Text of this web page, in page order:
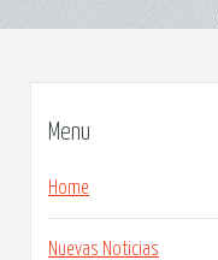
Menu
Home
Nuevas Noticias